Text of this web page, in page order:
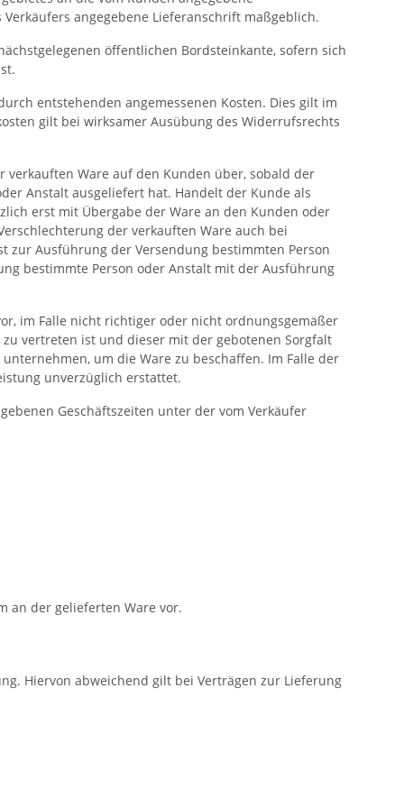
angegebene Lieferanschrift maßgeblich.
öffentlichen Bordsteinkante, sofern sich
entstehenden angemessenen Kosten. Dies gilt im
gilt bei wirksamer Ausübung des Widerrufsrechts
Ware auf den Kunden über, sobald der
Anstalt ausgeliefert hat. Handelt der Kunde als
erst mit Übergabe der Ware an den Kunden oder
der verkauften Ware auch bei
zur Ausführung der Versendung bestimmten Person
bestimmte Person oder Anstalt mit der Ausführung
im Falle nicht richtiger oder nicht ordnungsgemäßer
vertreten ist und dieser mit der gebotenen Sorgfalt
um die Ware zu beschaffen. Im Falle der
unverzüglich erstattet.
Geschäftszeiten unter der vom Verkäufer
an der gelieferten Ware vor.
Hiervon abweichend gilt bei Verträgen zur Lieferung